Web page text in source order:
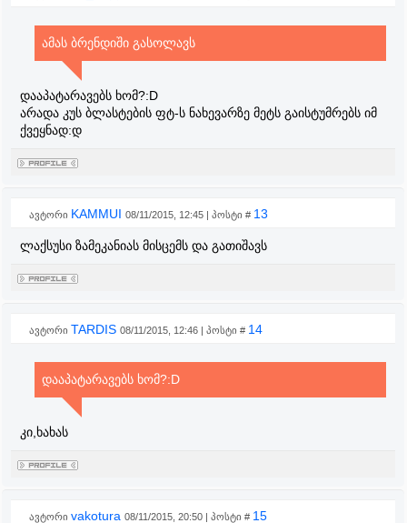
ამას ბრენდიში გასოლავს
დააპატარავებს ხომ?:D
არადა კუს ბლასტების ფტ-ს ნახევარზე მეტს გაისტუმრებს იმ
ქვეყნად:დ
ავტორი KAMMUI 08/11/2015, 12:45 | პოსტი # 13
ლაქსუსი ზამეკანიას მისცემს და გათიშავს
ავტორი TARDIS 08/11/2015, 12:46 | პოსტი # 14
დააპატარავებს ხომ?:D
კი,ხახას
ავტორი vakotura 08/11/2015, 20:50 | პოსტი # 15